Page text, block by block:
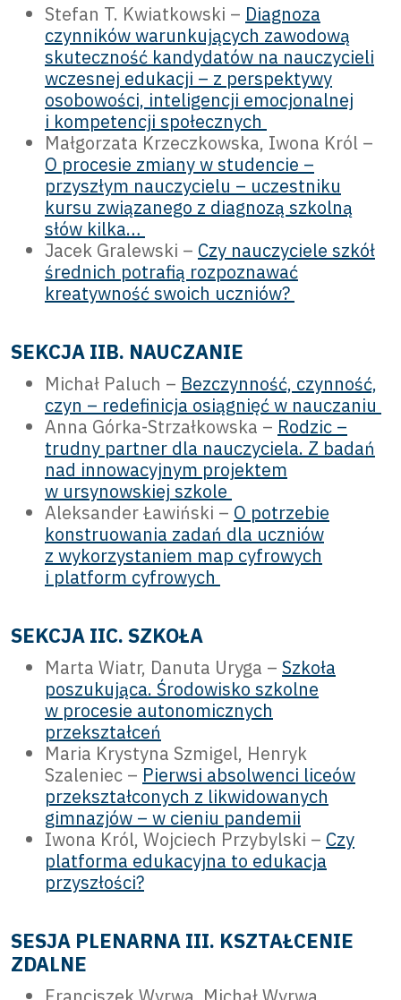
Stefan T. Kwiatkowski – Diagnoza
czynników warunkujących zawodową
skuteczność kandydatów na nauczycieli
wczesnej edukacji – z perspektywy
osobowości, inteligencji emocjonalnej
i kompetencji społecznych
Małgorzata Krzeczkowska, Iwona Król –
O procesie zmiany w studencie –
przyszłym nauczycielu – uczestniku
kursu związanego z diagnozą szkolną
słów kilka…
Jacek Gralewski – Czy nauczyciele szkół
średnich potrafią rozpoznawać
kreatywność swoich uczniów?
SEKCJA IIB. NAUCZANIE
Michał Paluch – Bezczynność, czynność,
czyn – redefinicja osiągnięć w nauczaniu
Anna Górka-Strzałkowska – Rodzic –
trudny partner dla nauczyciela. Z badań
nad innowacyjnym projektem
w ursynowskiej szkole
Aleksander Ławiński – O potrzebie
konstruowania zadań dla uczniów
z wykorzystaniem map cyfrowych
i platform cyfrowych
SEKCJA IIC. SZKOŁA
Marta Wiatr, Danuta Uryga – Szkoła
poszukująca. Środowisko szkolne
w procesie autonomicznych
przekształceń
Maria Krystyna Szmigel, Henryk
Szaleniec – Pierwsi absolwenci liceów
przekształconych z likwidowanych
gimnazjów – w cieniu pandemii
Iwona Król, Wojciech Przybylski – Czy
platforma edukacyjna to edukacja
przyszłości?
SESJA PLENARNA III. KSZTAŁCENIE
ZDALNE